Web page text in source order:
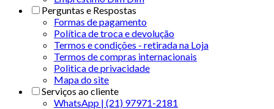
Perguntas e Respostas
Formas de pagamento
Política de troca e devolução
Termos e condições - retirada na Loja
Termos de compras internacionais
Politica de privacidade
Mapa do site
Serviços ao cliente
WhatsApp | (21) 97971-2181